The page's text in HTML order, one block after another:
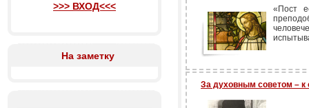
>>> ВХОД<<<
На заметку
«Пост
За духовным советом –